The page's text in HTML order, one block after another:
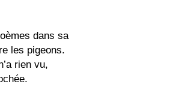
dans sa
les pigeons.
rien vu,